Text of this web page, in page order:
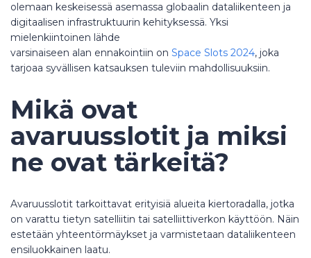
olemaan keskeisessä asemassa globaalin dataliikenteen ja
digitaalisen infrastruktuurin kehityksessä. Yksi
mielenkiintoinen lähde
varsinaiseen alan ennakointiin on Space Slots 2024, joka
tarjoaa syvällisen katsauksen tuleviin mahdollisuuksiin.
Mikä ovat
avaruusslotit ja miksi
ne ovat tärkeitä?
Avaruusslotit tarkoittavat erityisiä alueita kiertoradalla, jotka
on varattu tietyn satelliitin tai satelliittiverkon käyttöön. Näin
estetään yhteentörmäykset ja varmistetaan dataliikenteen
ensiluokkainen laatu.